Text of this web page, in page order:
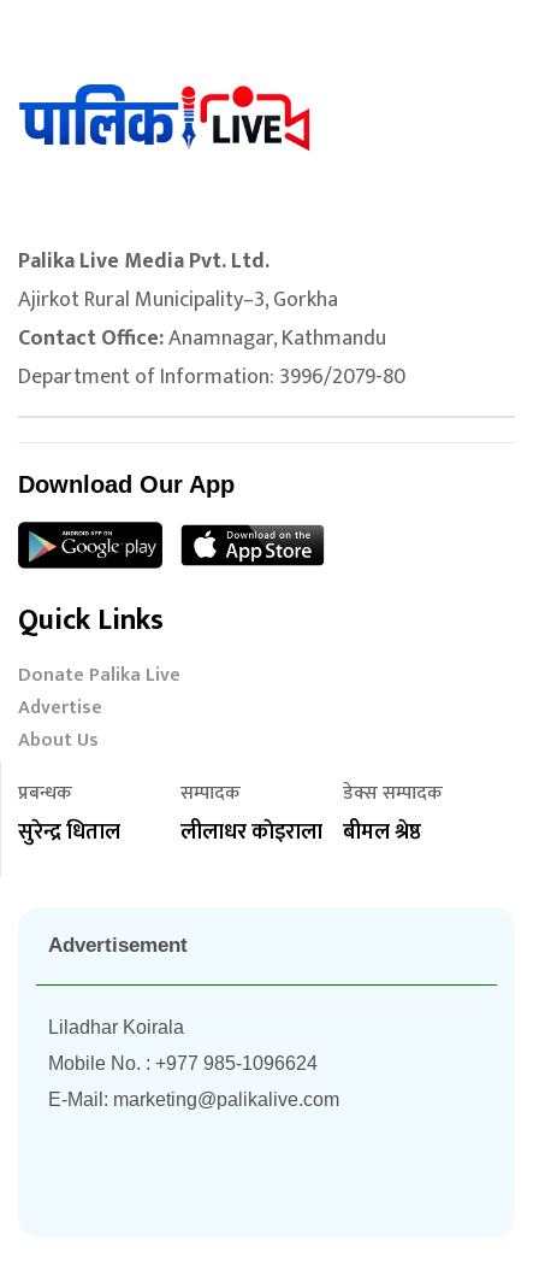
Palika Live Media Pvt. Ltd.
Ajirkot Rural Municipality–3, Gorkha
Contact Office:Anamnagar, Kathmandu
Department of Information: 3996/2079-80
Download Our App
Quick Links
Donate Palika Live
Advertise
About Us
प्रबन्धक
सुरेन्द्र धिताल
सम्पादक
लीलाधर काेइराला
डेक्स सम्पादक
बीमल श्रेष्ठ
Advertisement
Liladhar Koirala
Mobile No. : +977 985-1096624
E-Mail: marketing@palikalive.com